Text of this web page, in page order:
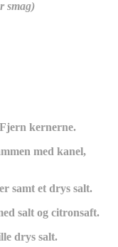
smag)
kernerne.
med kanel,
samt et drys salt.
salt og citronsaft.
drys salt.